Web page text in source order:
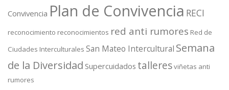
Convivencia Plan de Convivencia RECI
reconocimiento reconocimientos red anti rumores Red de
Ciudades Interculturales San Mateo Intercultural Semana
de la Diversidad Supercuidados talleresviñetas anti
rumores